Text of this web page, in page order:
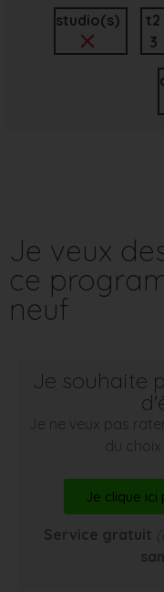
studio(s)
t2
3
Je veux
ce
neuf
Je souhaite
Je ne veux pas
du
Je clique
Service gratuit